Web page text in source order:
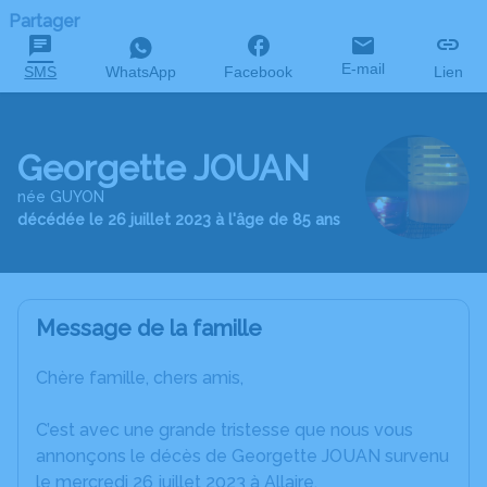
Partager
SMS WhatsApp Facebook E-mail Lien
Georgette JOUAN
née GUYON
décédée le 26 juillet 2023 à l'âge de 85 ans
Message de la famille
Chère famille, chers amis,
C’est avec une grande tristesse que nous vous
annonçons le décès de Georgette JOUAN survenu
le mercredi 26 juillet 2023 à Allaire.